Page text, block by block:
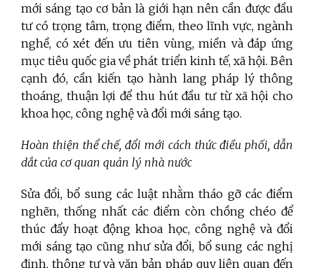
mới sáng tạo cơ bản là giới hạn nên cần được đầu
tư có trọng tâm, trọng điểm, theo lĩnh vực, ngành
nghề, có xét đến ưu tiên vùng, miền và đáp ứng
mục tiêu quốc gia về phát triển kinh tế, xã hội. Bên
cạnh đó, cần kiến tạo hành lang pháp lý thông
thoáng, thuận lợi để thu hút đầu tư từ xã hội cho
khoa học, công nghệ và đổi mới sáng tạo.
Hoàn thiện thể chế, đổi mới cách thức điều phối, dẫn
dắt của cơ quan quản lý nhà nước
Sửa đổi, bổ sung các luật nhằm tháo gỡ các điểm
nghẽn, thống nhất các điểm còn chồng chéo để
thúc đẩy hoạt động khoa học, công nghệ và đổi
mới sáng tạo cũng như sửa đổi, bổ sung các nghị
định, thông tư và văn bản pháp quy liên quan đến